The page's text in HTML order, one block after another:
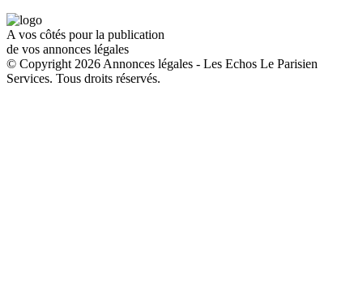
A vos côtés pour la publication
de vos annonces légales
© Copyright 2026 Annonces légales - Les Echos Le Parisien
Services. Tous droits réservés.